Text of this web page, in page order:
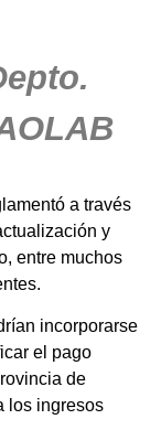
a través
y
entre muchos
incorporarse
el pago
de
los ingresos